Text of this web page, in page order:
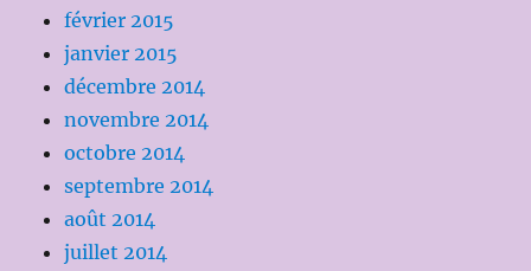
février 2015
janvier 2015
décembre 2014
novembre 2014
octobre 2014
septembre 2014
août 2014
juillet 2014